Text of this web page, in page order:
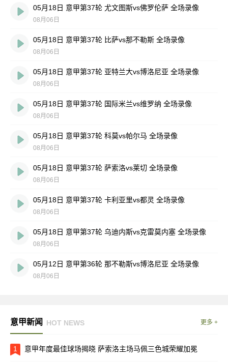
05月18日 意甲第37轮 尤文图斯vs佛罗伦萨 全场录像
08月06日
05月18日 意甲第37轮 比萨vs那不勒斯 全场录像
08月06日
05月18日 意甲第37轮 亚特兰大vs博洛尼亚 全场录像
08月06日
05月18日 意甲第37轮 国际米兰vs维罗纳 全场录像
08月06日
05月18日 意甲第37轮 科莫vs帕尔马 全场录像
08月06日
05月18日 意甲第37轮 萨索洛vs莱切 全场录像
08月06日
05月18日 意甲第37轮 卡利亚里vs都灵 全场录像
08月06日
05月18日 意甲第37轮 乌迪内斯vs克雷莫内塞 全场录像
08月06日
05月12日 意甲第36轮 那不勒斯vs博洛尼亚 全场录像
08月06日
意甲新闻 HOT NEWS 更多 +
1 意甲年度最佳球场揭晓 萨索洛主场马佩三色城荣耀加冕